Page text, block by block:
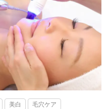
美白 毛穴ケア